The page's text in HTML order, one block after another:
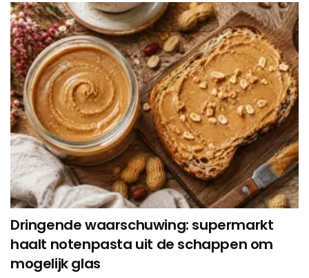
Dringende waarschuwing: supermarkt
haalt notenpasta uit de schappen om
mogelijk glas